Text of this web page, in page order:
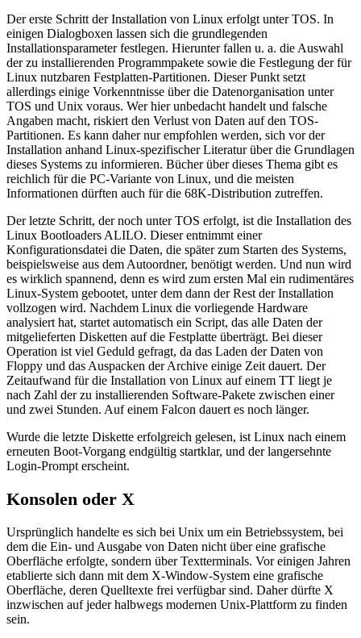
Der erste Schritt der Installation von Linux erfolgt unter TOS. In
einigen Dialogboxen lassen sich die grundlegenden
Installationsparameter festlegen. Hierunter fallen u. a. die Auswahl
der zu installierenden Programmpakete sowie die Festlegung der für
Linux nutzbaren Festplatten-Partitionen. Dieser Punkt setzt
allerdings einige Vorkenntnisse über die Datenorganisation unter
TOS und Unix voraus. Wer hier unbedacht handelt und falsche
Angaben macht, riskiert den Verlust von Daten auf den TOS-
Partitionen. Es kann daher nur empfohlen werden, sich vor der
Installation anhand Linux-spezifischer Literatur über die Grundlagen
dieses Systems zu informieren. Bücher über dieses Thema gibt es
reichlich für die PC-Variante von Linux, und die meisten
Informationen dürften auch für die 68K-Distribution zutreffen.
Der letzte Schritt, der noch unter TOS erfolgt, ist die Installation des
Linux Bootloaders ALILO. Dieser entnimmt einer
Konfigurationsdatei die Daten, die später zum Starten des Systems,
beispielsweise aus dem Autoordner, benötigt werden. Und nun wird
es wirklich spannend, denn es wird zum ersten Mal ein rudimentäres
Linux-System gebootet, unter dem dann der Rest der Installation
vollzogen wird. Nachdem Linux die vorliegende Hardware
analysiert hat, startet automatisch ein Script, das alle Daten der
mitgelieferten Disketten auf die Festplatte überträgt. Bei dieser
Operation ist viel Geduld gefragt, da das Laden der Daten von
Floppy und das Auspacken der Archive einige Zeit dauert. Der
Zeitaufwand für die Installation von Linux auf einem TT liegt je
nach Zahl der zu installierenden Software-Pakete zwischen einer
und zwei Stunden. Auf einem Falcon dauert es noch länger.
Wurde die letzte Diskette erfolgreich gelesen, ist Linux nach einem
erneuten Boot-Vorgang endgültig startklar, und der langersehnte
Login-Prompt erscheint.
Konsolen oder X
Ursprünglich handelte es sich bei Unix um ein Betriebssystem, bei
dem die Ein- und Ausgabe von Daten nicht über eine grafische
Oberfläche erfolgte, sondern über Textterminals. Vor einigen Jahren
etablierte sich dann mit dem X-Window-System eine grafische
Oberfläche, deren Quelltexte frei verfügbar sind. Daher dürfte X
inzwischen auf jeder halbwegs modernen Unix-Plattform zu finden
sein.